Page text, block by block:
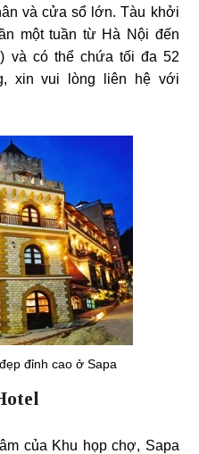
và cửa sổ lớn. Tàu khởi
một tuần từ Hà Nội đến
và có thể chứa tối đa 52
xin vui lòng liên hệ với
đỉnh cao ở Sapa
của Khu họp chợ, Sapa